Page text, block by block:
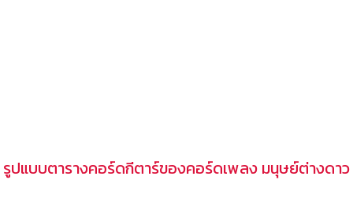
รูปแบบตารางคอร์ดกีตาร์ของคอร์ดเพลง มนุษย์ต่างดาว